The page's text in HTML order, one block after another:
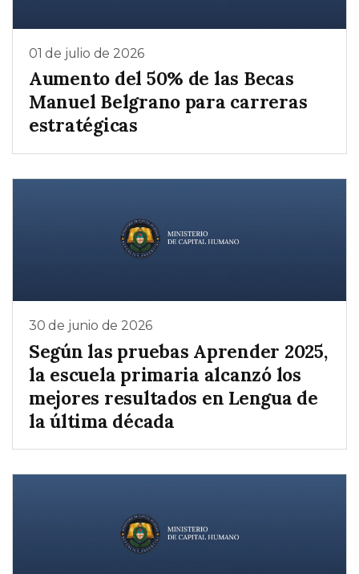
01 de julio de 2026
Aumento del 50% de las Becas
Manuel Belgrano para carreras
estratégicas
30 de junio de 2026
Según las pruebas Aprender 2025,
la escuela primaria alcanzó los
mejores resultados en Lengua de
la última década